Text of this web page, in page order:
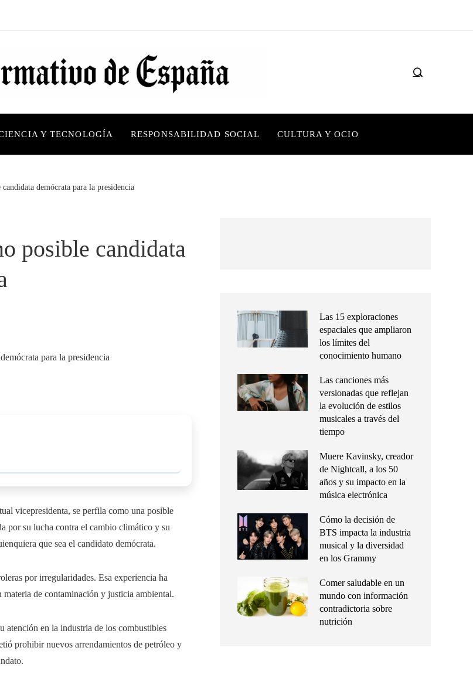
Y TECNOLOGÍA RESPONSABILIDAD SOCIAL CULTURA Y OCIO
demócrata para la presidencia
posible candidata
vicepresidenta, se perfila como una posible
por su lucha contra el cambio climático y su
que sea el candidato demócrata.
por irregularidades. Esa experiencia ha
de contaminación y justicia ambiental.
atención en la industria de los combustibles
prohibir nuevos arrendamientos de petróleo y
Las 15 exploraciones
espaciales que ampliaron
los límites del
conocimiento humano
Las canciones más
versionadas que reflejan
la evolución de estilos
musicales a través del
tiempo
Muere Kavinsky, creador
de Nightcall, a los 50
años y su impacto en la
música electrónica
Cómo la decisión de
BTS impacta la industria
musical y la diversidad
en los Grammy
Comer saludable en un
mundo con información
contradictoria sobre
nutrición